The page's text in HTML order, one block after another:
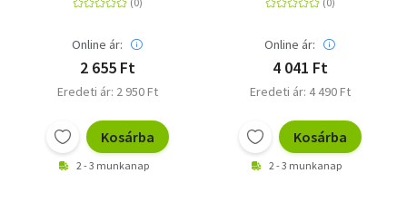
Online ár:
2 655 Ft
Eredeti ár: 2 950 Ft
Kosárba
2 - 3 munkanap
Online ár:
4 041 Ft
Eredeti ár: 4 490 Ft
Kosárba
2 - 3 munkanap